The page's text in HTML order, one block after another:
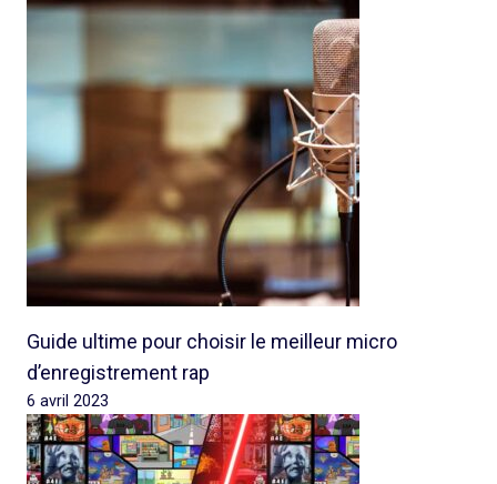
Guide ultime pour choisir le meilleur micro
d’enregistrement rap
6 avril 2023